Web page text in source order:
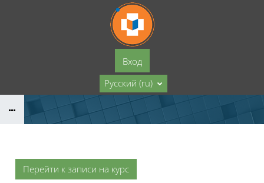
Перейти к основному содержанию
Вход
Русский ‎(ru)‎
Перейти к записи на курс